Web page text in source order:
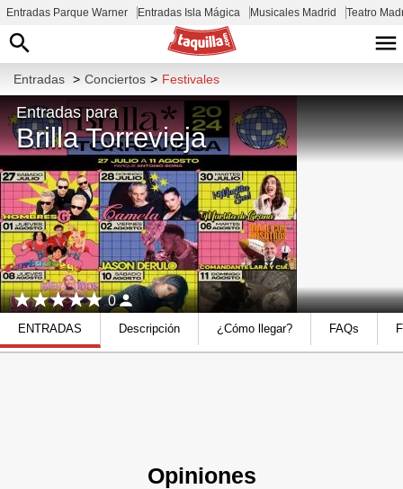
Entradas Parque Warner Entradas Isla Mágica Musicales Madrid Teatro
Entradas > Conciertos > Festivales
Entradas para
Brilla Torrevieja
0
ENTRADAS Descripción ¿Cómo llegar? FAQs
Opiniones